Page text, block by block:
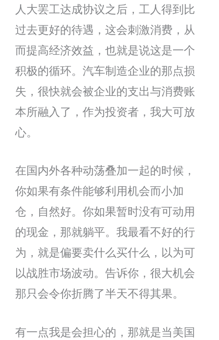
人大罢工达成协议之后，工人得到比
过去更好的待遇，这会刺激消费，从
而提高经济效益，也就是说这是一个
积极的循环。汽车制造企业的那点损
失，很快就会被企业的支出与消费账
本所融入了，作为投资者，我大可放
心。
在国内外各种动荡叠加一起的时候，
你如果有条件能够利用机会而小加
仓，自然好。你如果暂时没有可动用
的现金，那就躺平。我最看不好的行
为，就是偏要卖什么买什么，以为可
以战胜市场波动。告诉你，很大机会
那只会令你折腾了半天不得其果。
有一点我是会担心的，那就是当美国